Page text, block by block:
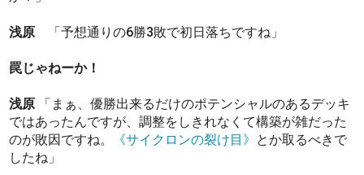
浅原 「予想通りの6勝3敗で初日落ちですね」
罠じゃねーか！
浅原 「まぁ、優勝出来るだけのポテンシャルのあるデッキ
ではあったんですが、調整をしきれなくて構築が雑だった
のが敗因ですね。
《サイクロンの裂け目》 とか取るべきで
したね」